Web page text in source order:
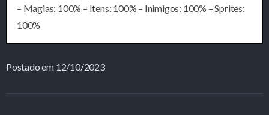
– Magias: 100% – Itens: 100% – Inimigos: 100% – Sprites:
100%
Postado em 12/10/2023